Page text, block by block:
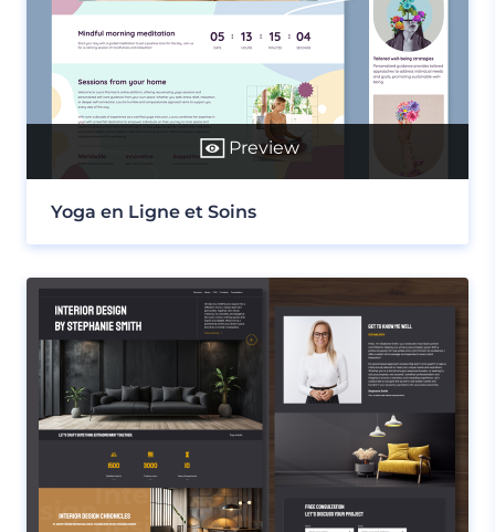
Preview
Yoga en Ligne et Soins